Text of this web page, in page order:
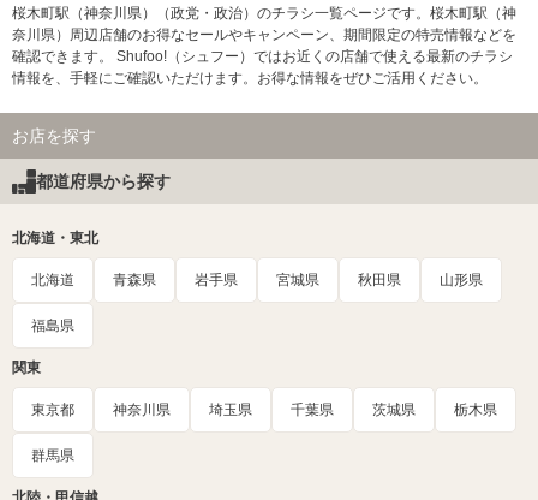
桜木町駅（神奈川県）（政党・政治）のチラシ一覧ページです。桜木町駅（神
奈川県）周辺店舗のお得なセールやキャンペーン、期間限定の特売情報などを
確認できます。 Shufoo!（シュフー）ではお近くの店舗で使える最新のチラシ
情報を、手軽にご確認いただけます。お得な情報をぜひご活用ください。
お店を探す
都道府県から探す
北海道・東北
北海道 青森県 岩手県 宮城県 秋田県 山形県
福島県
関東
東京都 神奈川県 埼玉県 千葉県 茨城県 栃木県
群馬県